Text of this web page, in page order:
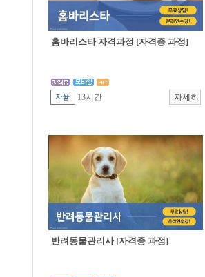
홈바리스타 자격과정 [자격증 과정]
13시간
반려동물관리사 [자격증 과정]